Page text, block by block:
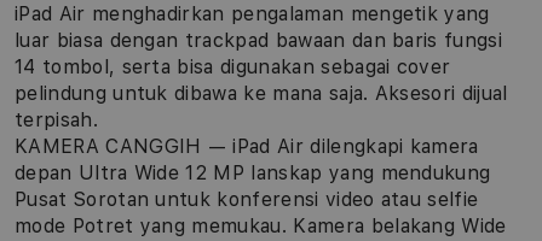
iPad Air menghadirkan pengalaman mengetik yang
luar biasa dengan trackpad bawaan dan baris fungsi
14 tombol, serta bisa digunakan sebagai cover
pelindung untuk dibawa ke mana saja. Aksesori dijual
terpisah.
KAMERA CANGGIH — iPad Air dilengkapi kamera
depan Ultra Wide 12 MP lanskap yang mendukung
Pusat Sorotan untuk konferensi video atau selfie
mode Potret yang memukau. Kamera belakang Wide